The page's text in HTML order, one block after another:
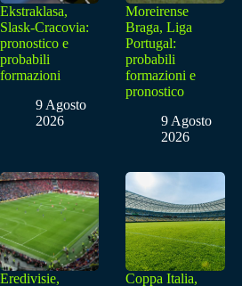
Ekstraklasa,
Slask-Cracovia:
pronostico e
probabili
formazioni
9 Agosto
2026
Moreirense
Braga, Liga
Portugal:
probabili
formazioni e
pronostico
9 Agosto
2026
Eredivisie,
Coppa Italia,